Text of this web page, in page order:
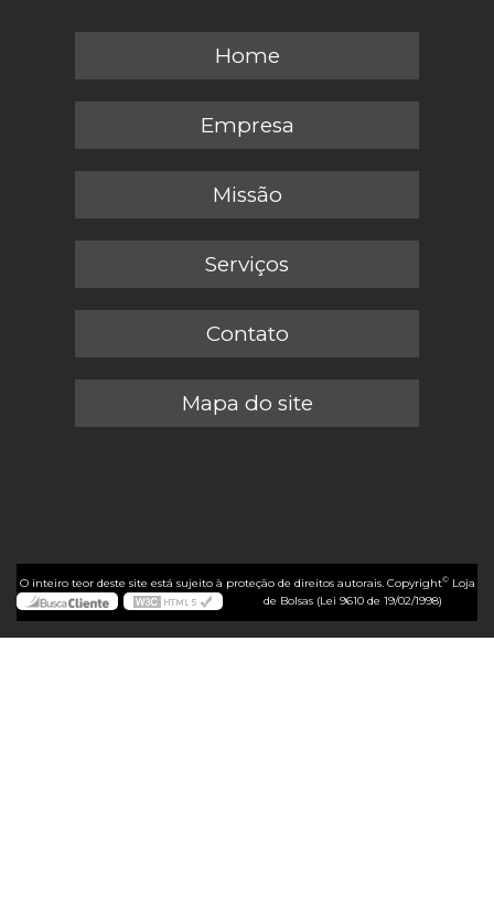
Home
Empresa
Missão
Serviços
Contato
Mapa do site
O inteiro teor deste site está sujeito à proteção de direitos autorais. Copyright©Loja
de Bolsas (Lei 9610 de 19/02/1998)